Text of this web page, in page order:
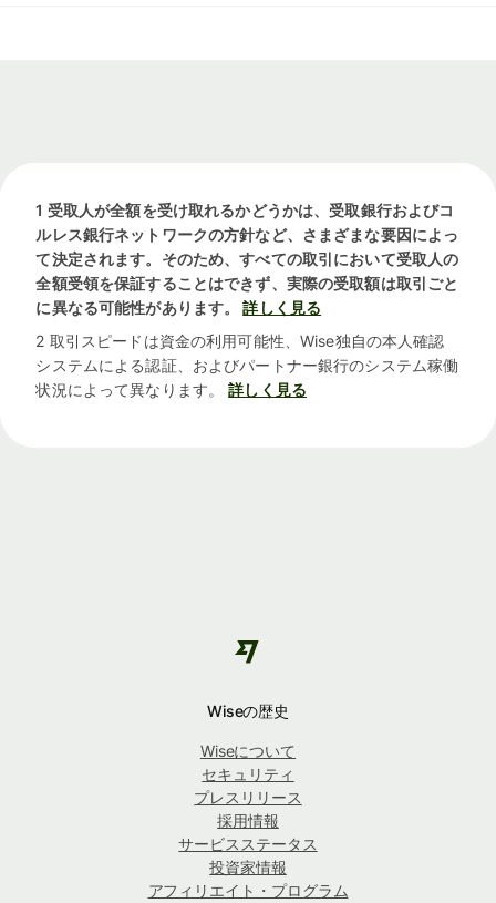
1 受取人が全額を受け取れるかどうかは、受取銀行およびコ
ルレス銀行ネットワークの方針など、さまざまな要因によっ
て決定されます。そのため、すべての取引において受取人の
全額受領を保証することはできず、実際の受取額は取引ごと
に異なる可能性があります。
詳しく見る
2 取引スピードは資金の利用可能性、Wise独自の本人確認
システムによる認証、およびパートナー銀行のシステム稼働
状況によって異なります。
詳しく見る
Wiseの歴史
Wiseについて
セキュリティ
プレスリリース
採用情報
サービスステータス
投資家情報
アフィリエイト・プログラム